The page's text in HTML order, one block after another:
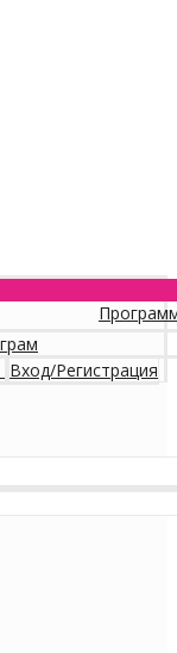
Программа
Вход/Регистрация